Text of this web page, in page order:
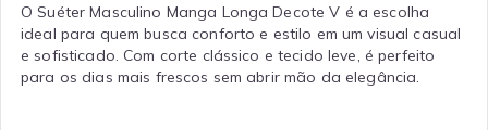
O Suéter Masculino Manga Longa Decote V é a escolha
ideal para quem busca conforto e estilo em um visual casual
e sofisticado. Com corte clássico e tecido leve, é perfeito
para os dias mais frescos sem abrir mão da elegância.